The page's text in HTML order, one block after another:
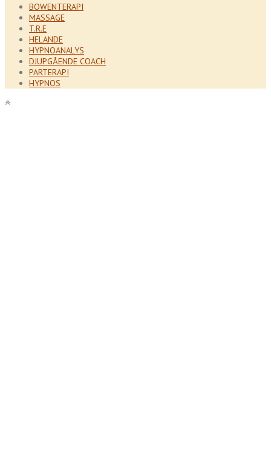
BOWENTERAPI
MASSAGE
T.R.E
HELANDE
HYPNOANALYS
DJUPGÅENDE COACH
PARTERAPI
HYPNOS